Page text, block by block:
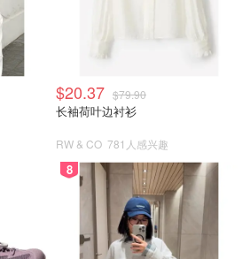
$20.37 $79.90
长袖荷叶边衬衫
RW & CO 781人感兴趣
8